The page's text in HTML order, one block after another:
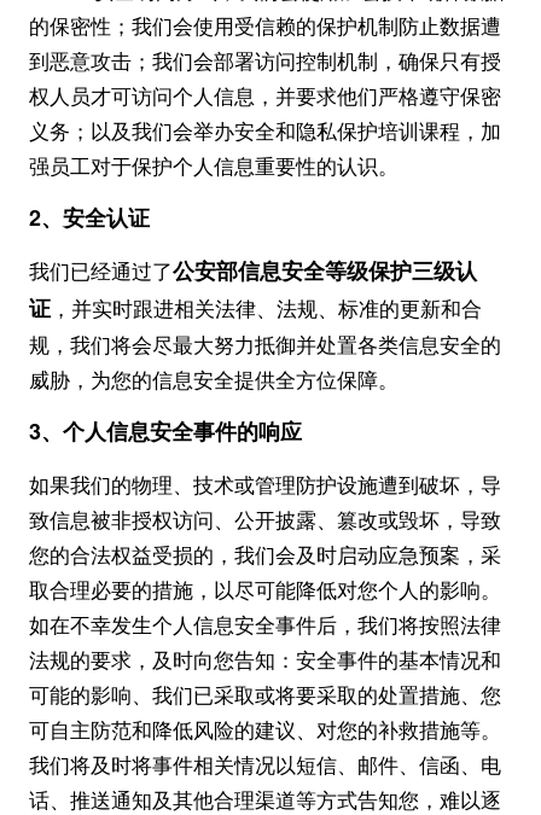
的保密性；我们会使用受信赖的保护机制防止数据遭
到恶意攻击；我们会部署访问控制机制，确保只有授
权人员才可访问个人信息，并要求他们严格遵守保密
义务；以及我们会举办安全和隐私保护培训课程，加
强员工对于保护个人信息重要性的认识。
2、安全认证
我们已经通过了公安部信息安全等级保护三级认
证，并实时跟进相关法律、法规、标准的更新和合
规，我们将会尽最大努力抵御并处置各类信息安全的
威胁，为您的信息安全提供全方位保障。
3、个人信息安全事件的响应
如果我们的物理、技术或管理防护设施遭到破坏，导
致信息被非授权访问、公开披露、篡改或毁坏，导致
您的合法权益受损的，我们会及时启动应急预案，采
取合理必要的措施，以尽可能降低对您个人的影响。
如在不幸发生个人信息安全事件后，我们将按照法律
法规的要求，及时向您告知：安全事件的基本情况和
可能的影响、我们已采取或将要采取的处置措施、您
可自主防范和降低风险的建议、对您的补救措施等。
我们将及时将事件相关情况以短信、邮件、信函、电
话、推送通知及其他合理渠道等方式告知您，难以逐